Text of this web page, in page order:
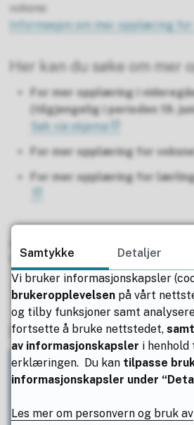
voksne:
Informasjon om mer opplæring for
Her kan du søke om mer
For mer opplæring i
(tilgjengelig i perioden 19.
Søk via skjema
For mer opplæring for
For mer opplæring for
Sist endret 17.06.2026 14.43
Har du spørsmål?
Utdanning og
Samtykke Detaljer
Vi bruker informasjonskapsler
brukeropplevelsen på vårt
og tilby funksjoner samt
fortsette å bruke nettstedet,
av informasjonskapsler i henhold
erklæringen. Du kan tilpasse
informasjonskapsler under
Les mer om personvern og bruk av